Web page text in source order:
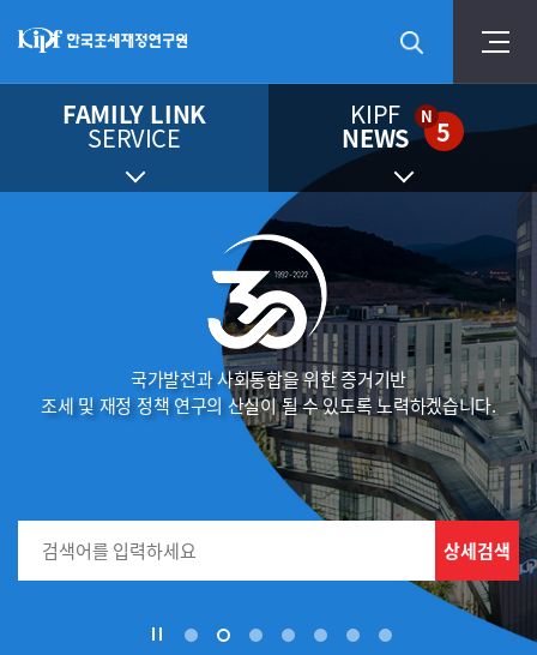
FAMILY LINK
SERVICE
KIPF
NEWS
N 5
국가발전과 사회통합을 위한 증거기반
조세 및 재정 정책 연구의 산실이 될 수 있도록 노력하겠습니다.
통합검색